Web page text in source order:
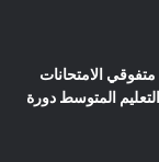
متفوقي الامتحانات
المتوسط دورة